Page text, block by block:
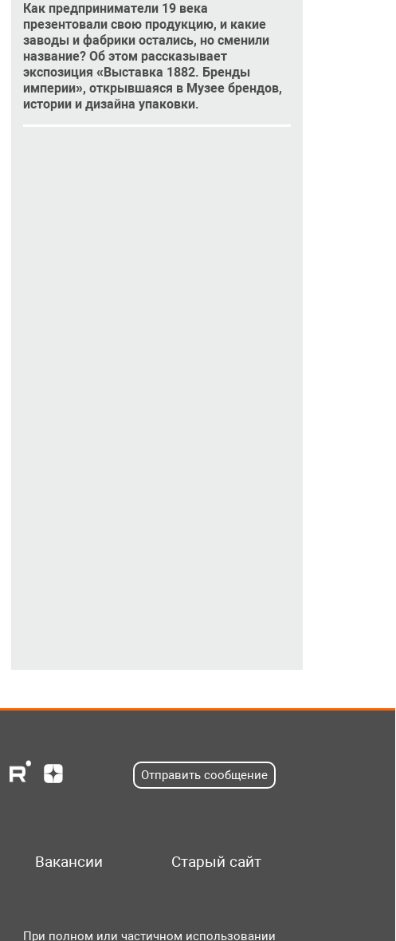
Как предприниматели 19 века
презентовали свою продукцию, и какие
заводы и фабрики остались, но сменили
название? Об этом рассказывает
экспозиция «Выставка 1882. Бренды
империи», открывшаяся в Музее брендов,
истории и дизайна упаковки.
Отправить сообщение
Вакансии Старый сайт
При полном или частичном использовании